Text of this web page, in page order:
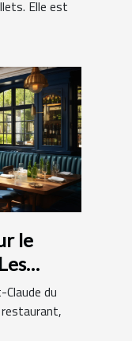
Elle est
le
Claude du
restaurant,